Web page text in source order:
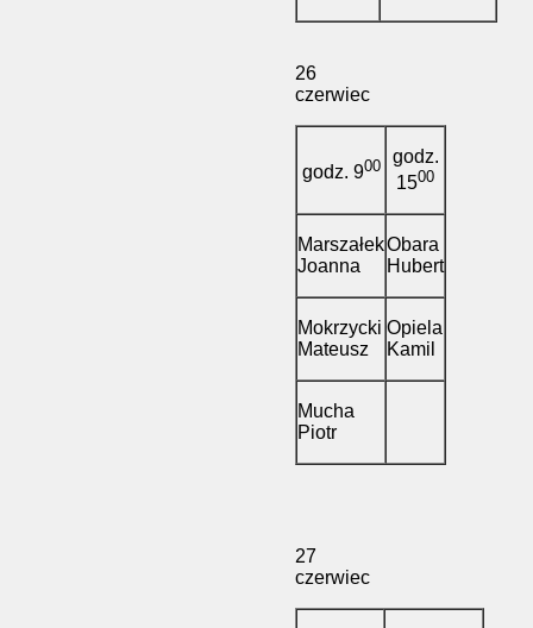
26
czerwiec
godz. 900
godz.
1500
Marszałek
Joanna
Obara
Hubert
Mokrzycki
Mateusz
Opiela
Kamil
Mucha
Piotr
27
czerwiec